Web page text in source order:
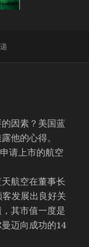
因素？美国蓝
他的心得。
请上市的航空
航空在董事长
发展出良好关
其市值一度是
迈向成功的14